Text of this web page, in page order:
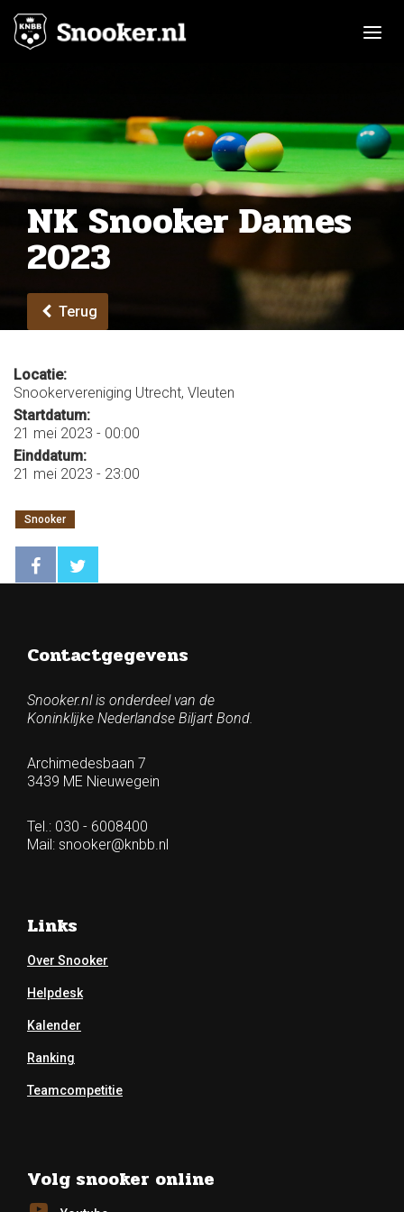
NK Snooker Dames
2023
Terug
Locatie:
Snookervereniging Utrecht, Vleuten
Startdatum:
21 mei 2023 - 00:00
Einddatum:
21 mei 2023 - 23:00
Snooker
Contactgegevens
Snooker.nl is onderdeel van de
Koninklijke Nederlandse Biljart Bond.
Archimedesbaan 7
3439 ME Nieuwegein
Tel.: 030 - 6008400
Mail: snooker@knbb.nl
Links
Over Snooker
Helpdesk
Kalender
Ranking
Teamcompetitie
Volg snooker online